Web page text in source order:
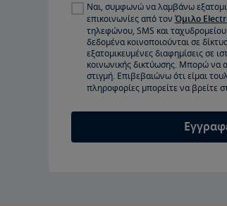
Ναι, συμφωνώ να λαμβάνω
επικοινωνίες από τον Όμιλο
τηλεφώνου, SMS και
δεδομένα κοινοποιούνται σε
εξατομικευμένες διαφημίσεις σε
κοινωνικής δικτύωσης. Μπορώ να
στιγμή. Επιβεβαιώνω ότι είμαι
πληροφορίες μπορείτε να βρείτε